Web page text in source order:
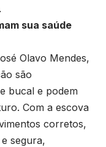
sua saúde
Olavo Mendes,
são
bucal e podem
Com a escova
corretos,
segura,